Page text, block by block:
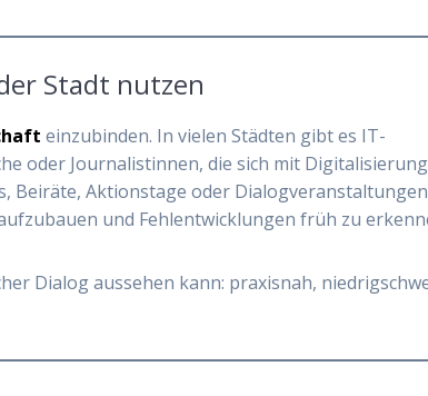
Stadt nutzen
einzubinden. In vielen Städten gibt es IT-
oder Journalistinnen, die sich mit Digitalisierung
Beiräte, Aktionstage oder
und Fehlentwicklungen früh zu
Dialog aussehen kann: praxisnah,